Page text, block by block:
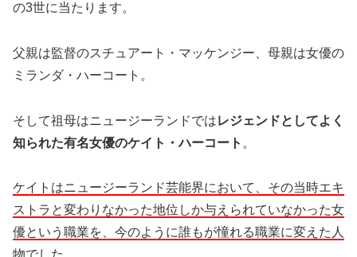
の3世に当たります。
父親は監督のスチュアート・マッケンジー、母親は女優の
ミランダ・ハーコート。
そして祖母はニュージーランドではレジェンドとしてよく
知られた有名女優のケイト・ハーコート 。
ケイトはニュージーランド芸能界において、その当時エキ
ストラと変わりなかった地位しか与えられていなかった女
優という職業を、今のように誰もが憧れる職業に変えた人